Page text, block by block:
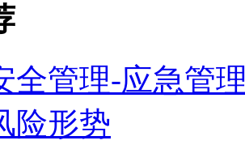
全管理-应急管
险形势